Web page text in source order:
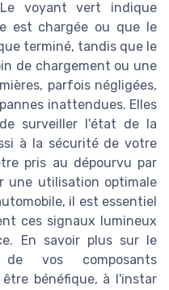
voyant vert indique
est chargée ou que le
terminé, tandis que le
de chargement ou une
parfois négligées,
inattendues. Elles
surveiller l'état de la
à la sécurité de votre
pris au dépourvu par
une utilisation optimale
il est essentiel
ces signaux lumineux
En savoir plus sur le
de vos composants
bénéfique, à l'instar